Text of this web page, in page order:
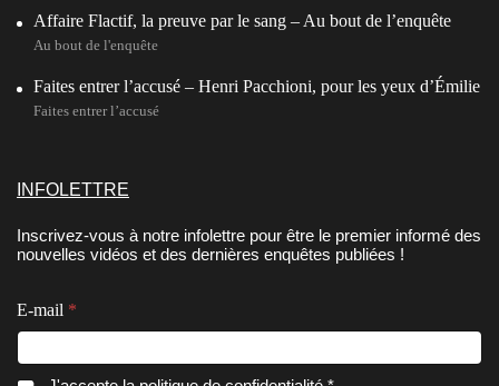
Affaire Flactif, la preuve par le sang – Au bout de l’enquête
Au bout de l'enquête
Faites entrer l’accusé – Henri Pacchioni, pour les yeux d’Émilie
Faites entrer l’accusé
INFOLETTRE
Inscrivez-vous à notre infolettre pour être le premier informé des
nouvelles vidéos et des dernières enquêtes publiées !
C
o
s
e
E-mail *